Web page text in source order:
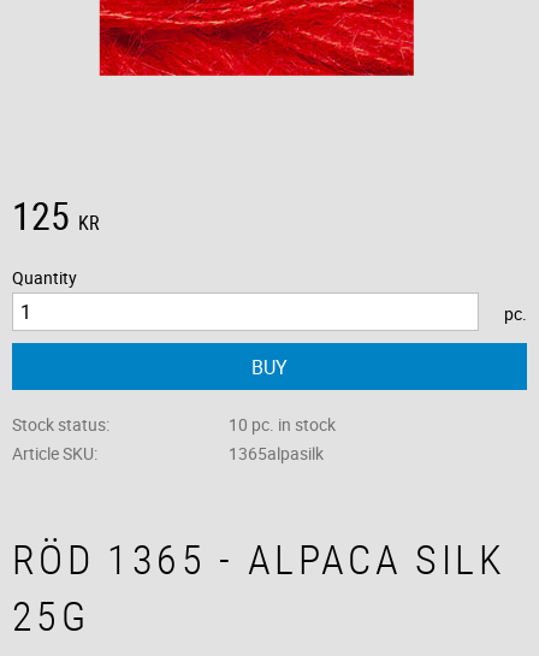
125 KR
Quantity
pc.
BUY
Stock status
10 pc. in stock
Article SKU
1365alpasilk
RÖD 1365 - ALPACA SILK
25G